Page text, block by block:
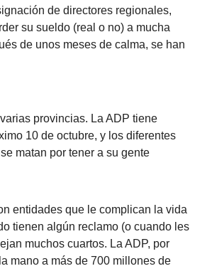
de directores regionales,
su sueldo (real o no) a mucha
de unos meses de calma, se han
provincias. La ADP tiene
10 de octubre, y los diferentes
matan por tener a su gente
entidades que le complican la vida
tienen algún reclamo (o cuando les
muchos cuartos. La ADP, por
mano a más de 700 millones de